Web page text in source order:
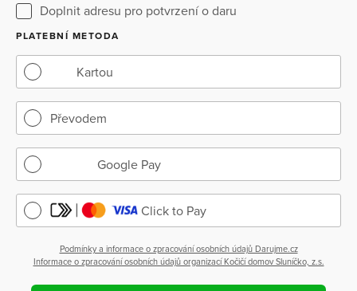
Doplnit adresu pro potvrzení o daru
PLATEBNÍ METODA
Kartou
Převodem
Google Pay
Click to Pay
Podmínky a informace o zpracování osobních údajů Darujme.cz
Informace o zpracování osobních údajů organizací Kočičí domov Sluníčko, z.s.